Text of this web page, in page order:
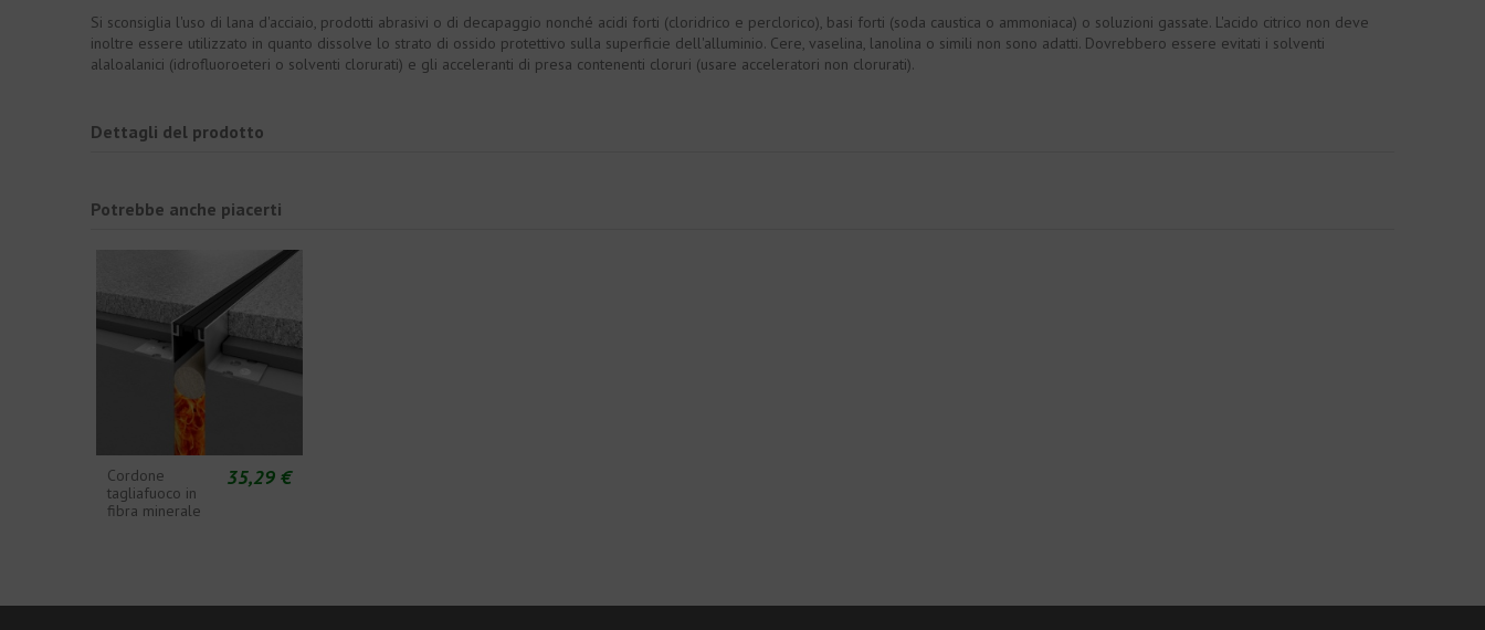
Si sconsiglia l'uso di lana d'acciaio, prodotti abrasivi o di decapaggio nonché acidi forti (cloridrico e perclorico), basi forti (soda caustica o ammoniaca) o soluzioni gassate. L'acido citrico non deve
inoltre essere utilizzato in quanto dissolve lo strato di ossido protettivo sulla superficie dell'alluminio. Cere, vaselina, lanolina o simili non sono adatti. Dovrebbero essere evitati i solventi
alaloalanici (idrofluoroeteri o solventi clorurati) e gli acceleranti di presa contenenti cloruri (usare acceleratori non clorurati).
Dettagli del prodotto
Potrebbe anche piacerti
Cordone
tagliafuoco in
fibra minerale
35,29 €